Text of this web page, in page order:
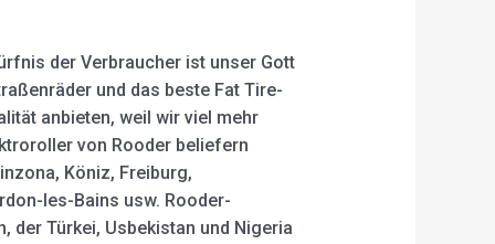
der Verbraucher ist unser Gott
und das beste Fat Tire-
anbieten, weil wir viel mehr
von Rooder beliefern
Köniz, Freiburg,
les-Bains usw. Rooder-
der Türkei, Usbekistan und Nigeria